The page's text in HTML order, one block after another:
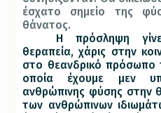
έσχατο σημείο της
θάνατος.
Η πρόσληψη
θεραπεία, χάρις στην
στο θεανδρικό πρόσωπο
οποία έχουμε μεν
ανθρώπινης φύσης στην
των ανθρώπινων